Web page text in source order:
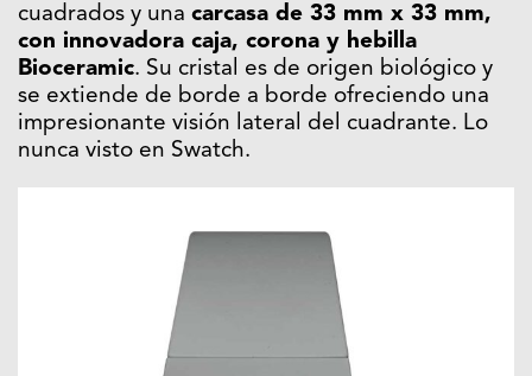
cuadrados y una carcasa de 33 mm x 33 mm,
con innovadora caja, corona y hebilla
Bioceramic. Su cristal es de origen biológico y
se extiende de borde a borde ofreciendo una
impresionante visión lateral del cuadrante. Lo
nunca visto en Swatch.